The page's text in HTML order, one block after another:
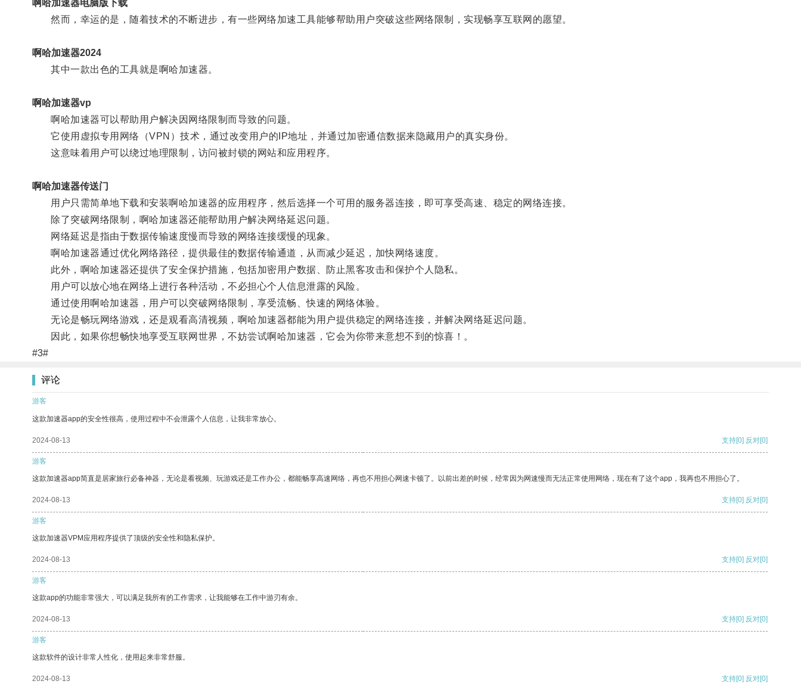
啊哈加速器电脑版下载
然而，幸运的是，随着技术的不断进步，有一些网络加速工具能够帮助用户突破这些网络限制，实现畅享互联网的愿望。
啊哈加速器2024
其中一款出色的工具就是啊哈加速器。
啊哈加速器vp
啊哈加速器可以帮助用户解决因网络限制而导致的问题。
它使用虚拟专用网络（VPN）技术，通过改变用户的IP地址，并通过加密通信数据来隐藏用户的真实身份。
这意味着用户可以绕过地理限制，访问被封锁的网站和应用程序。
啊哈加速器传送门
用户只需简单地下载和安装啊哈加速器的应用程序，然后选择一个可用的服务器连接，即可享受高速、稳定的网络连接。
除了突破网络限制，啊哈加速器还能帮助用户解决网络延迟问题。
网络延迟是指由于数据传输速度慢而导致的网络连接缓慢的现象。
啊哈加速器通过优化网络路径，提供最佳的数据传输通道，从而减少延迟，加快网络速度。
此外，啊哈加速器还提供了安全保护措施，包括加密用户数据、防止黑客攻击和保护个人隐私。
用户可以放心地在网络上进行各种活动，不必担心个人信息泄露的风险。
通过使用啊哈加速器，用户可以突破网络限制，享受流畅、快速的网络体验。
无论是畅玩网络游戏，还是观看高清视频，啊哈加速器都能为用户提供稳定的网络连接，并解决网络延迟问题。
因此，如果你想畅快地享受互联网世界，不妨尝试啊哈加速器，它会为你带来意想不到的惊喜！。
#3#
评论
游客
这款加速器app的安全性很高，使用过程中不会泄露个人信息，让我非常放心。
2024-08-13 支持[0] 反对[0]
游客
这款加速器app简直是居家旅行必备神器，无论是看视频、玩游戏还是工作办公，都能畅享高速网络，再也不用担心网速卡顿了。以前出差的时候，经常因为网速慢而无法正常使用网络，现在有了这个app，我再也不用担心了。
2024-08-13 支持[0] 反对[0]
游客
这款加速器VPM应用程序提供了顶级的安全性和隐私保护。
2024-08-13 支持[0] 反对[0]
游客
这款app的功能非常强大，可以满足我所有的工作需求，让我能够在工作中游刃有余。
2024-08-13 支持[0] 反对[0]
游客
这款软件的设计非常人性化，使用起来非常舒服。
2024-08-13 支持[0] 反对[0]